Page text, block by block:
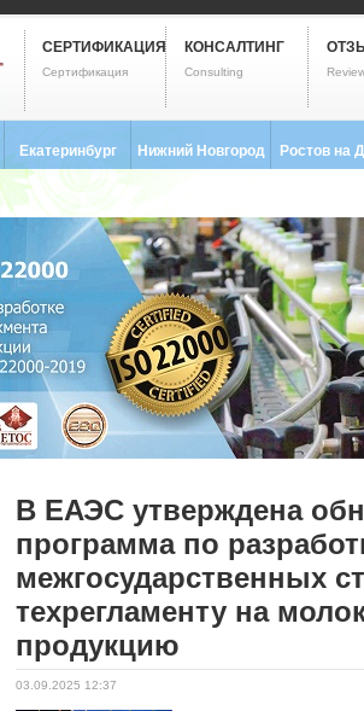
СЕРТИФИКАЦИЯ
Сертификация
КОНСАЛТИНГ
Consulting
Екатеринбург
8 (343) 237-2593
Нижний Новгород Ростов на
В ЕАЭС утверждена
программа по
межгосударственных
техрегламенту на
продукцию
03.09.2025 12:37